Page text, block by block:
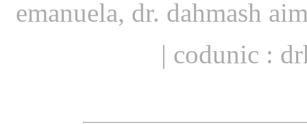
emanuela, dr. dahmash
| codunic :